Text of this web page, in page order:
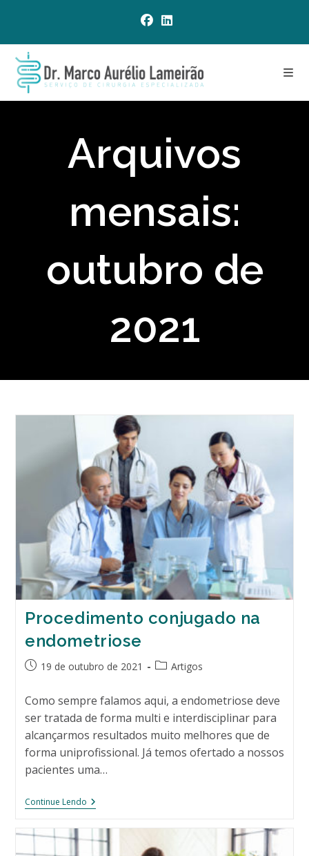
conteúdo
Arquivos
mensais:
outubro de
2021
Procedimento conjugado na
endometriose
Post19 de outubro de 2021
Categoria
post:
Artigos
Como sempre falamos aqui, a endometriose deve
ser tratada de forma multi e interdisciplinar para
alcançarmos resultados muito melhores que de
forma uniprofissional. Já temos ofertado a nossos
pacientes uma…
Continue LendoProcedimento
Conjugado